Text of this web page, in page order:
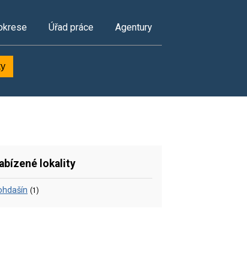
Úřad práce Agentury
lokality
(1)